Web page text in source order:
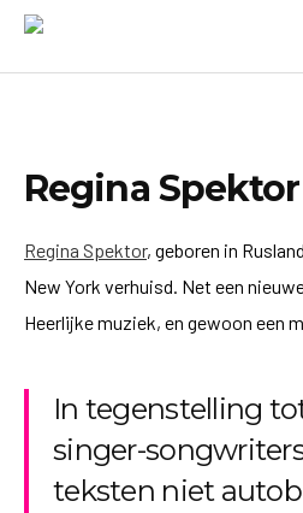
Regina Spektor
Regina Spektor, geboren in
New York verhuisd. Net een
Heerlijke muziek, en gewoon een
In tegenstelling
singer-
teksten niet